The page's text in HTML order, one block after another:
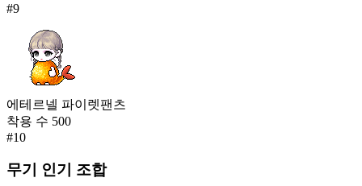
#9
에테르넬 파이렛팬츠
착용 수 500
#10
무기 인기 조합